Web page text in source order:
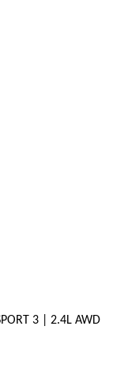
3 | 2.4L AWD